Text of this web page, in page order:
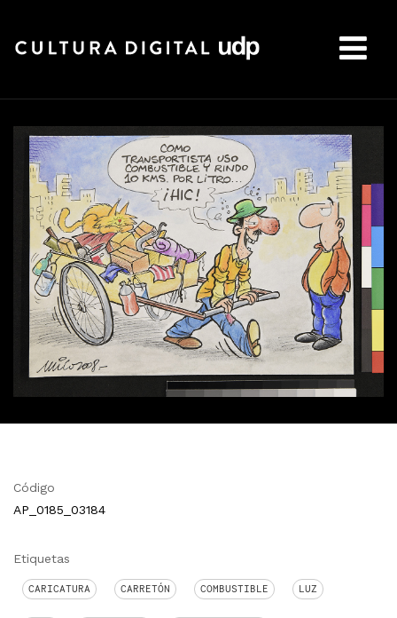
Código
AP_0185_03184
Etiquetas
CARICATURA CARRETÓN COMBUSTIBLE LUZ